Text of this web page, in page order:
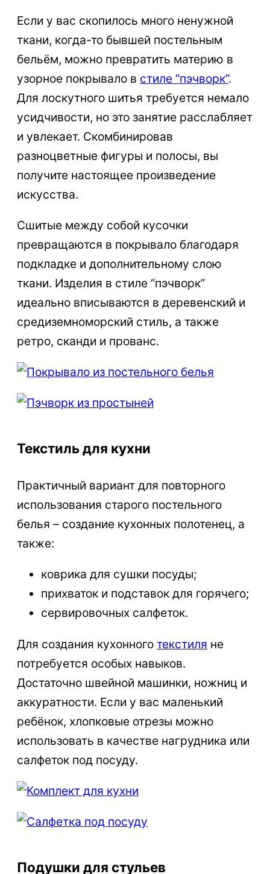
Если у вас скопилось много ненужной
ткани, когда-то бывшей постельным
бельём, можно превратить материю в
узорное покрывало в стиле “пэчворк”.
Для лоскутного шитья требуется немало
усидчивости, но это занятие расслабляет
и увлекает. Скомбинировав
разноцветные фигуры и полосы, вы
получите настоящее произведение
искусства.
Сшитые между собой кусочки
превращаются в покрывало благодаря
подкладке и дополнительному слою
ткани. Изделия в стиле “пэчворк”
идеально вписываются в деревенский и
средиземноморский стиль, а также
ретро, сканди и прованс.
Текстиль для кухни
Практичный вариант для повторного
использования старого постельного
белья – создание кухонных полотенец, а
также:
коврика для сушки посуды;
прихваток и подставок для горячего;
сервировочных салфеток.
Для создания кухонного текстиля не
потребуется особых навыков.
Достаточно швейной машинки, ножниц и
аккуратности. Если у вас маленький
ребёнок, хлопковые отрезы можно
использовать в качестве нагрудника или
салфеток под посуду.
Подушки для стульев